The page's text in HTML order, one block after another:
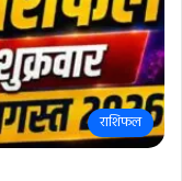
राशिफल